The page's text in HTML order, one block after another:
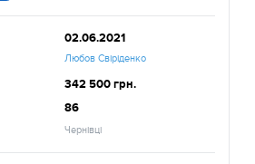
02.06.2021
Любов Свіріденко
342 500 грн.
86
Чернівці